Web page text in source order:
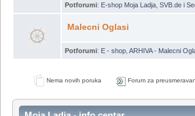
Potforumi: E-shop Moja Ladja SVB.de i
Malecni Oglasi
Potforumi: E - shop ARHIVA - Malecni
Nema novih poruka Forum za